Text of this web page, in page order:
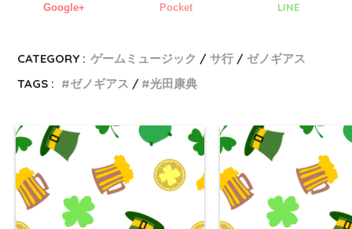
Google+ Pocket LINE
CATEGORY : ゲームミュージック サ行
ゼノギアス
TAGS :
ゼノギアス 光田康典